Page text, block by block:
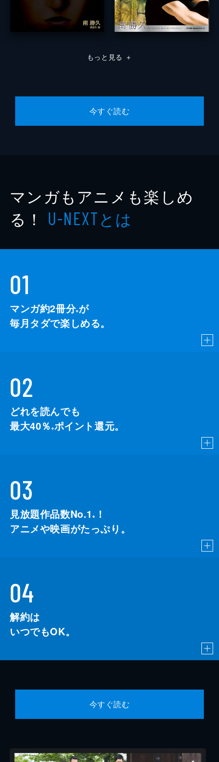
もっと見る ＋
今すぐ読む
マンガもアニメも楽しめ
る！ U-NEXTとは
01
マンガ約2冊分※が
毎月タダで楽しめる。
02
どれを読んでも
最大40％ ※ポイント還元。
03
見放題作品数No.1 ※
！
アニメや映画がたっぷり。
04
解約は
いつでもOK。
今すぐ読む